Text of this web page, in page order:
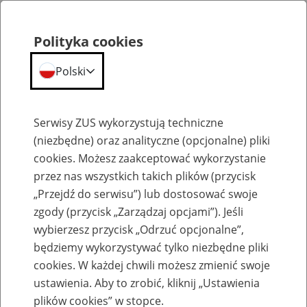
Komunikaty
Komunikaty techniczne
Polityka cookies
Polski
Serwisy ZUS wykorzystują techniczne
(niezbędne) oraz analityczne (opcjonalne) pliki
cookies. Możesz zaakceptować wykorzystanie
przez nas wszystkich takich plików (przycisk
„Przejdź do serwisu”) lub dostosować swoje
zgody (przycisk „Zarządzaj opcjami”). Jeśli
wybierzesz przycisk „Odrzuć opcjonalne”,
będziemy wykorzystywać tylko niezbędne pliki
cookies. W każdej chwili możesz zmienić swoje
ustawienia. Aby to zrobić, kliknij „Ustawienia
plików cookies” w stopce.